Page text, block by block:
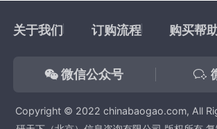
关于我们 订购流程 购买帮
微信公众号
Copyright © 2022 chinabaogao.com, All